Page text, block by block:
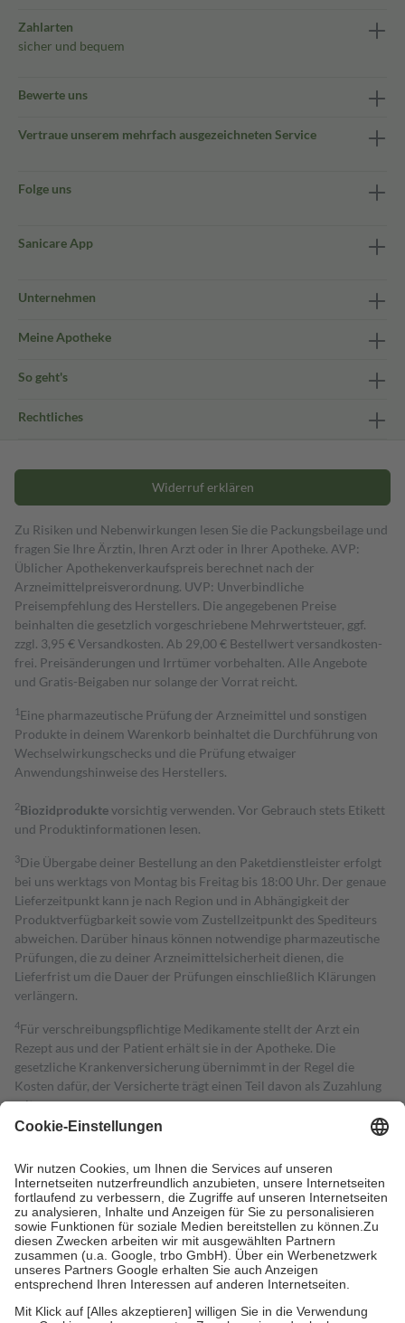
Zahlarten
sicher und bequem
Bewerte uns
Vertraue unserem mehrfach ausgezeichneten Service
Folge uns
Sanicare App
Unternehmen
Meine Apotheke
So geht's
Rechtliches
Widerruf erklären
Zu Risiken und Nebenwirkungen lesen Sie die Packungsbeilage und
fragen Sie Ihre Ärztin, Ihren Arzt oder in Ihrer Apotheke. AVP:
Üblicher Apothekenverkaufspreis berechnet nach der
Arzneimittelpreisverordnung. UVP: Unverbindliche
Preisempfehlung des Herstellers. Die angegebenen Preise
beinhalten die gesetzlich vorgeschriebene Mehrwertsteuer, ggf.
zzgl. 3,95 € Versandkosten. Ab 29,00 € Bestell­wert versand­kosten­
frei. Preisänderungen und Irrtümer vorbehalten. Alle Angebote
und Gratis-Beigaben nur solange der Vorrat reicht.
1 Eine pharmazeutische Prüfung der Arzneimittel und sonstigen
Produkte in deinem Warenkorb beinhaltet die Durchführung von
Wechselwirkungschecks und die Prüfung etwaiger
Anwendungshinweise des Herstellers.
2Biozidproduktevorsichtig verwenden. Vor Gebrauch stets Etikett
und Produktinformationen lesen.
3Die Übergabe deiner Bestellung an den Paketdienstleister erfolgt
bei uns werktags von Montag bis Freitag bis 18:00 Uhr. Der genaue
Lieferzeitpunkt kann je nach Region und in Abhängigkeit der
Produktverfügbarkeit sowie vom Zustellzeitpunkt des Spediteurs
abweichen. Darüber hinaus können notwendige pharmazeutische
Prüfungen, die zu deiner Arzneimittelsicherheit dienen, die
Lieferfrist um die Dauer der Prüfungen einschließlich Klärungen
verlängern.
4Für verschreibungspflichtige Medikamente stellt der Arzt ein
Rezept aus und der Patient erhält sie in der Apotheke. Die
gesetzliche Krankenversicherung übernimmt in der Regel die
Kosten dafür, der Versicherte trägt einen Teil davon als Zuzahlung
mit.
Grundsätzlich leisten Mitglieder Zuzahlungen in Höhe von zehn
höchstens zehn Euro.
Es sind jedoch nie mehr als die tatsächlichen
Kosten der Leistung zu entrichten.
Diese Regeln gelten grundsätzlich auch für Online-Apotheken.
Bei Heilmitteln und häuslicher Krankenpflege beträgt die
Zuzahlung zehn Prozent der Kosten sowie zehn Euro je
Verordnung.
Um das Engagement der Versicherten für ihre eigene Gesundheit zu
stärken und die besondere Stellung der Familie zu unterstützen,
fallenkeine Zuzahlungenan bei: